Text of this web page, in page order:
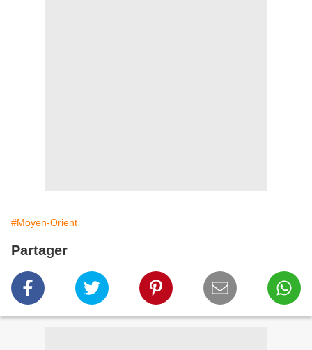
#Moyen-Orient
Partager